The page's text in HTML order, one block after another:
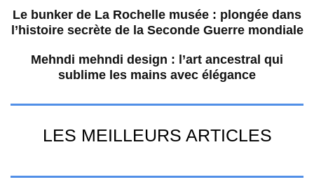
Le bunker de La Rochelle musée : plongée dans
l’histoire secrète de la Seconde Guerre mondiale
Mehndi mehndi design : l’art ancestral qui
sublime les mains avec élégance
LES MEILLEURS ARTICLES